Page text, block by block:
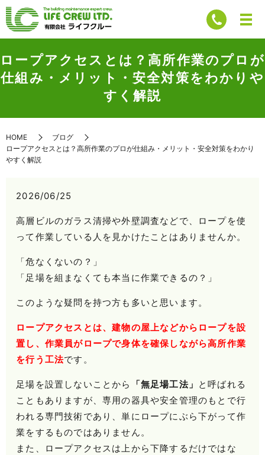
ロープアクセスとは？高所作業のプロが
仕組み・メリット・安全対策をわかりや
すく解説
HOME
ブログ
ロープアクセスとは？高所作業のプロが仕組み・メリット・安全対策をわかり
やすく解説
2026/06/25
高層ビルのガラス清掃や外壁調査などで、ロープを使
って作業している人を見かけたことはありませんか。
「危なくないの？」
「足場を組まなくても本当に作業できるの？」
このような疑問を持つ方も多いと思います。
ロープアクセスとは、建物の屋上などからロープを設
置し、作業員がロープで身体を確保しながら高所作業
を行う工法です。
足場を設置しないことから 「無足場工法」 と呼ばれる
こともありますが、専用の器具や安全管理のもとで行
われる専門技術であり、単にロープにぶら下がって作
業をするものではありません。
また、ロープアクセスは上から下降するだけではな